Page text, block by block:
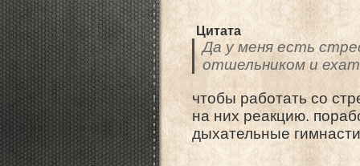
Цитата
Да у меня есть
отшельником и
чтобы работать со
на них реакцию.
дыхательные